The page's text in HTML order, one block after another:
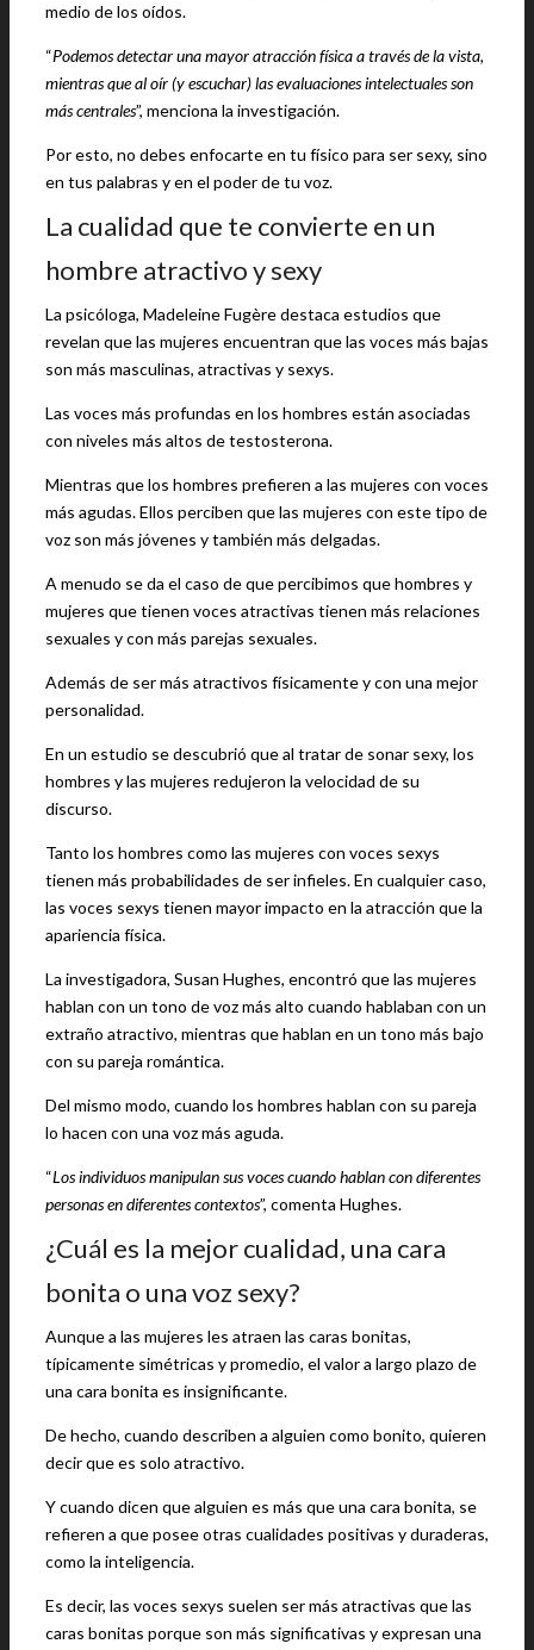
medio de los oídos.
“Podemos detectar una mayor atracción física a través de la vista,
mientras que al oír (y escuchar) las evaluaciones intelectuales son
más centrales”, menciona la investigación.
Por esto, no debes enfocarte en tu físico para ser sexy, sino
en tus palabras y en el poder de tu voz.
La cualidad que te convierte en un
hombre atractivo y sexy
La psicóloga, Madeleine Fugère destaca estudios que
revelan que las mujeres encuentran que las voces más bajas
son más masculinas, atractivas y sexys.
Las voces más profundas en los hombres están asociadas
con niveles más altos de testosterona.
Mientras que los hombres prefieren a las mujeres con voces
más agudas. Ellos perciben que las mujeres con este tipo de
voz son más jóvenes y también más delgadas.
A menudo se da el caso de que percibimos que hombres y
mujeres que tienen voces atractivas tienen más relaciones
sexuales y con más parejas sexuales.
Además de ser más atractivos físicamente y con una mejor
personalidad.
En un estudio se descubrió que al tratar de sonar sexy, los
hombres y las mujeres redujeron la velocidad de su
discurso.
Tanto los hombres como las mujeres con voces sexys
tienen más probabilidades de ser infieles. En cualquier caso,
las voces sexys tienen mayor impacto en la atracción que la
apariencia física.
La investigadora, Susan Hughes, encontró que las mujeres
hablan con un tono de voz más alto cuando hablaban con un
extraño atractivo, mientras que hablan en un tono más bajo
con su pareja romántica.
Del mismo modo, cuando los hombres hablan con su pareja
lo hacen con una voz más aguda.
“Los individuos manipulan sus voces cuando hablan con diferentes
personas en diferentes contextos”, comenta Hughes.
¿Cuál es la mejor cualidad, una cara
bonita o una voz sexy?
Aunque a las mujeres les atraen las caras bonitas,
típicamente simétricas y promedio, el valor a largo plazo de
una cara bonita es insignificante.
De hecho, cuando describen a alguien como bonito, quieren
decir que es solo atractivo.
Y cuando dicen que alguien es más que una cara bonita, se
refieren a que posee otras cualidades positivas y duraderas,
como la inteligencia.
Es decir, las voces sexys suelen ser más atractivas que las
caras bonitas porque son más significativas y expresan una